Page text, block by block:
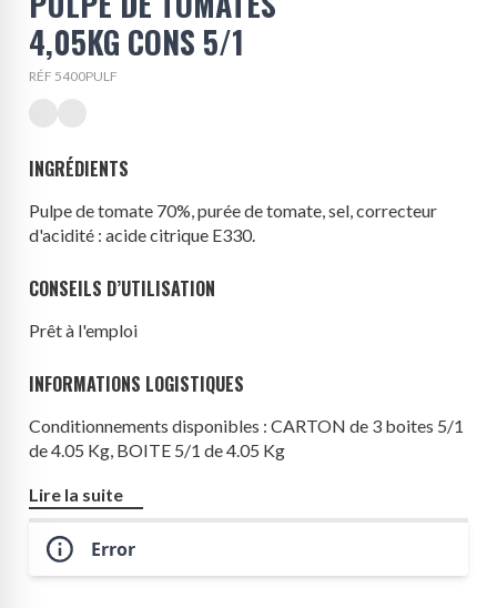
4,05KG CONS 5/1
RÉF 5400PULF
INGRÉDIENTS
Pulpe de tomate 70%, purée de tomate, sel, correcteur
d'acidité : acide citrique E330.
CONSEILS D’UTILISATION
Prêt à l'emploi
INFORMATIONS LOGISTIQUES
Conditionnements disponibles : CARTON de 3 boites 5/1
de 4.05 Kg, BOITE 5/1 de 4.05 Kg
Lire la suite
Error